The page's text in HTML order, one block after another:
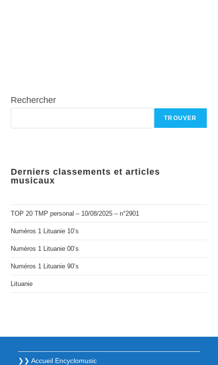
Rechercher
TROUVER
Derniers classements et articles
musicaux
TOP 20 TMP personal – 10/08/2025 – n°2901
Numéros 1 Lituanie 10’s
Numéros 1 Lituanie 00’s
Numéros 1 Lituanie 90’s
Lituanie
❯❯ Accueil Encyclomusic